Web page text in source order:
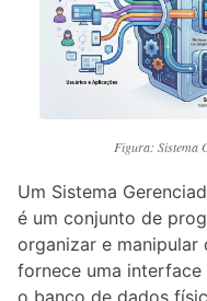
3.8. O que é Auto-
3.9. Especialização e
3.10. Normalização de Dados
5.1. Procedimentos e Funções
5.2. Gatilhos e Funções
Figura: Sistema
Um Sistema
é um conjunto de
organizar e
fornece uma
o banco de dados